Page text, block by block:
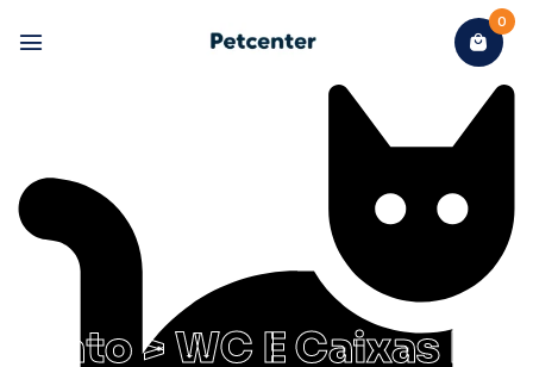
0
Gato > WC E Caixas De